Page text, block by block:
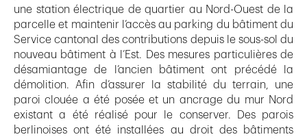
une station électrique de quartier au Nord-Ouest de la
parcelle et maintenir l’accès au parking du bâtiment du
Service cantonal des contributions depuis le sous-sol du
nouveau bâtiment à l’Est. Des mesures particulières de
désamiantage de l’ancien bâtiment ont précédé la
démolition. Afin d’assurer la stabilité du terrain, une
paroi clouée a été posée et un ancrage du mur Nord
existant a été réalisé pour le conserver. Des parois
berlinoises ont été installées au droit des bâtiments